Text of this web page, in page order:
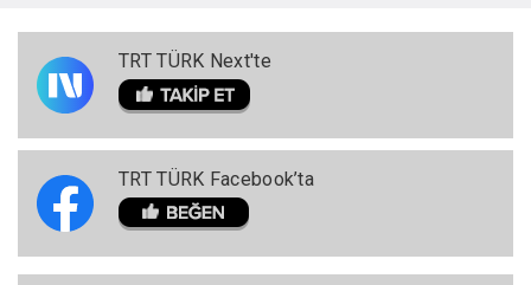
TRT TÜRK Next'te
TRT TÜRK Facebook’ta